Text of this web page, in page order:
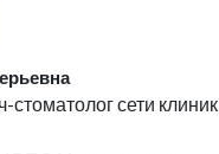
стоматолог сети